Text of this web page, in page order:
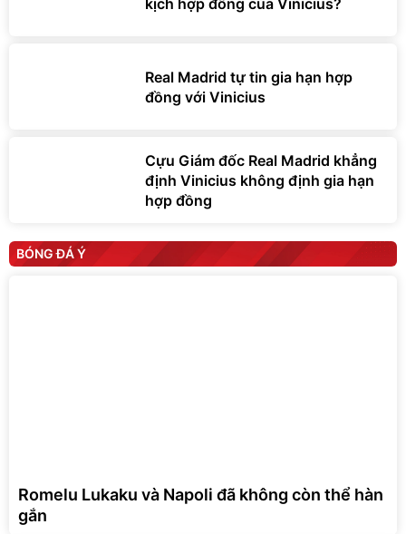
Real Madrid tự tin gia hạn hợp
đồng với Vinicius
Cựu Giám đốc Real Madrid khẳng
định Vinicius không định gia hạn
hợp đồng
BÓNG ĐÁ Ý
Romelu Lukaku và Napoli đã không còn thể hàn
gắn